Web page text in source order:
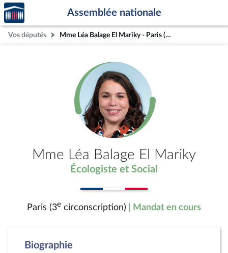
Aller au contenu
Aller en bas de la page
Accèder
à la
page
d'accueil
Assemblée nationale
Vos députés Mme Léa Balage El Mariky - Paris (3e circonscription)
Mme Léa Balage El Mariky
Écologiste et Social
Paris (3e circonscription) | Mandat en cours
Biographie